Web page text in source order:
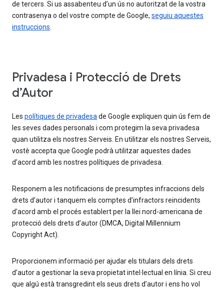
de tercers. Si us assabenteu d’un ús no autoritzat de la vostra
contrasenya o del vostre compte de Google, seguiu aquestes
instruccions.
Privadesa i Protecció de Drets
d’Autor
Les polítiques de privadesade Google expliquen quin ús fem de
les seves dades personals i com protegim la seva privadesa
quan utilitza els nostres Serveis. En utilitzar els nostres Serveis,
vostè accepta que Google podrà utilitzar aquestes dades
d’acord amb les nostres polítiques de privadesa.
Responem a les notificacions de presumptes infraccions dels
drets d’autor i tanquem els comptes d’infractors reincidents
d’acord amb el procés establert per la llei nord-americana de
protecció dels drets d’autor (DMCA, Digital Millennium
Copyright Act).
Proporcionem informació per ajudar els titulars dels drets
d’autor a gestionar la seva propietat intel·lectual en línia. Si creu
que algú està transgredint els seus drets d’autor i ens ho vol